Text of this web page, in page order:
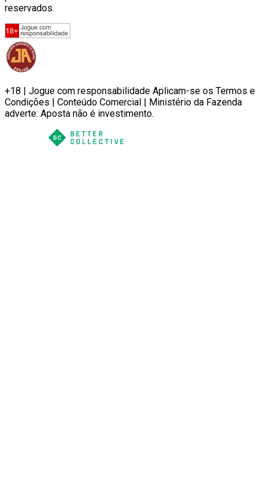
reservados.
+18 | Jogue com responsabilidade Aplicam-se os Termos e
Condições | Conteúdo Comercial | Ministério da Fazenda
adverte: Aposta não é investimento.